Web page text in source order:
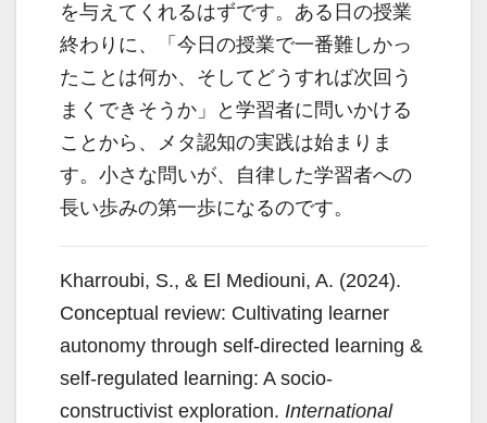
を与えてくれるはずです。ある日の授業
終わりに、「今日の授業で一番難しかっ
たことは何か、そしてどうすれば次回う
まくできそうか」と学習者に問いかける
ことから、メタ認知の実践は始まりま
す。小さな問いが、自律した学習者への
長い歩みの第一歩になるのです。
Kharroubi, S., & El Mediouni, A. (2024).
Conceptual review: Cultivating learner
autonomy through self-directed learning &
self-regulated learning: A socio-
constructivist exploration. International